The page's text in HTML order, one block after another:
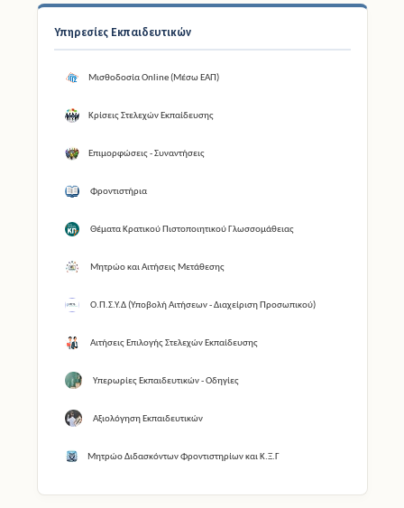
Υπηρεσίες Εκπαιδευτικών
Μισθοδοσία Online (Μέσω ΕΑΠ)
Κρίσεις Στελεχών Εκπαίδευσης
Επιμορφώσεις - Συναντήσεις
Φροντιστήρια
Θέματα Κρατικού Πιστοποιητικού Γλωσσομάθειας
Μητρώο και Αιτήσεις Μετάθεσης
Ο.Π.Σ.Υ.Δ (Υποβολή Αιτήσεων - Διαχείριση Προσωπικού)
Αιτήσεις Επιλογής Στελεχών Εκπαίδευσης
Υπερωρίες Εκπαιδευτικών - Οδηγίες
Αξιολόγηση Εκπαιδευτικών
Μητρώο Διδασκόντων Φροντιστηρίων και Κ.Ξ.Γ